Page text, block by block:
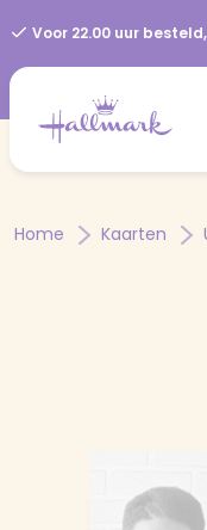
Voor 22.00 uur
Home Kaarten